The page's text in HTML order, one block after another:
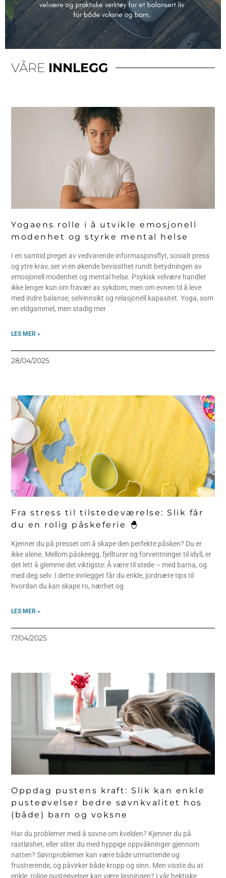
VÅRE INNLEGG
Yogaens rolle i å utvikle emosjonell
modenhet og styrke mental helse
I en samtid preget av vedvarende informasjonsflyt, sosialt press
og ytre krav, ser vi en økende bevissthet rundt betydningen av
emosjonell modenhet og mental helse. Psykisk velvære handler
ikke lenger kun om fravær av sykdom, men om evnen til å leve
med indre balanse, selvinnsikt og relasjonell kapasitet. Yoga, som
en eldgammel, men stadig mer
LES MER »
28/04/2025
Fra stress til tilstedeværelse: Slik får
du en rolig påskeferie 🐣
Kjenner du på presset om å skape den perfekte påsken? Du er
ikke alene. Mellom påskeegg, fjellturer og forventninger til idyll, er
det lett å glemme det viktigste: Å være til stede – med barna, og
med deg selv. I dette innlegget får du enkle, jordnære tips til
hvordan du kan skape ro, nærhet og
LES MER »
17/04/2025
Oppdag pustens kraft: Slik kan enkle
pusteøvelser bedre søvnkvalitet hos
(både) barn og voksne
Har du problemer med å sovne om kvelden? Kjenner du på
rastløshet, eller sliter du med hyppige oppvåkninger gjennom
natten? Søvnproblemer kan være både utmattende og
frustrerende, og påvirker både kropp og sinn. Men visste du at
enkle, rolige pusteøvelser kan være løsningen? I vår hektiske
Side